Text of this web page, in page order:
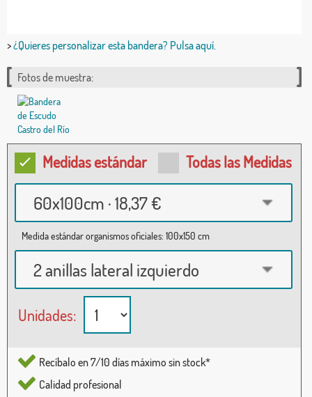
>¿Quieres personalizar esta bandera? Pulsa aquí.
Fotos de muestra:
Medidas estándar Todas las Medidas
60x100cm · 18,37 €
Medida estándar organismos oficiales: 100x150 cm
2 anillas lateral izquierdo
Unidades:
Recíbalo en 7/10 días máximo sin stock*
Calidad profesional